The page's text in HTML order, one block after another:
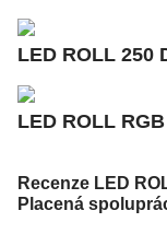
LED ROLL 250
LED ROLL
Recenze LED
Placená